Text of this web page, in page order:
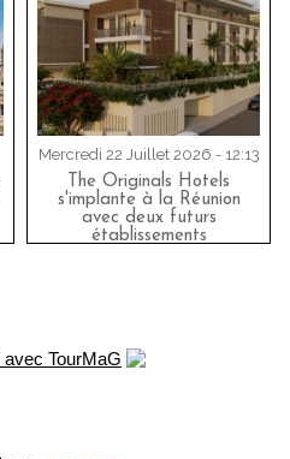
Mercredi 22 Juillet 2026 - 12:13
The Originals Hotels
s'implante à la Réunion
avec deux futurs
établissements